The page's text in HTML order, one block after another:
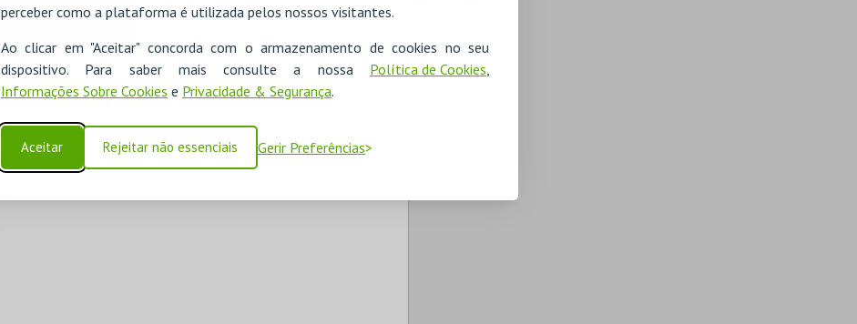
perceber como a plataforma é utilizada pelos nossos visitantes.
Ao clicar em "Aceitar" concorda com o armazenamento de cookies no seu
dispositivo. Para saber mais consulte a nossa Política de Cookies,
Informações Sobre Cookies e Privacidade & Segurança.
Aceitar Rejeitar não essenciais Gerir Preferências